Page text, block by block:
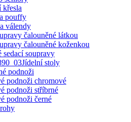
křesla
pouffy
válendy
čalouněné látkou
čalouněné koženkou
sedací soupravy
Jídelní stoly
podnoži
podnoži chromové
podnoži stříbrné
podnoži černé